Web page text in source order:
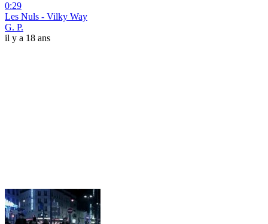
0:29
Les Nuls - Vilky Way
G. P.
il y a 18 ans